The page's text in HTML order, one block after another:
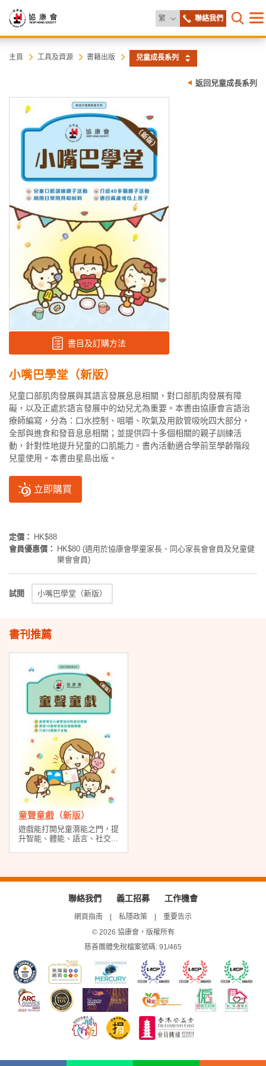
繁 更改語言聯絡我們
打開目
協
主頁 工具及資源 書籍出版 兒童成長系列
返回兒童成長系列
書目及訂購方法
小嘴巴學堂（新版）
兒童口部肌肉發展與其語言發展息息相關，對口部肌肉發展有障
礙，以及正處於語言發展中的幼兒尤為重要。本書由協康會言語治
療師編寫，分為：口水控制、咀嚼、吹氣及用飲管吸吮四大部分，
全部與進食和發音息息相關；並提供四十多個相關的親子訓練活
動，針對性地提升兒童的口肌能力。書內活動適合學前至學齡階段
兒童使用。本書由星島出版。
立即購買
定價：
HK$88
會員優惠價： HK$80 (適用於協康會學童家長、同心家長會會員及兒童健
樂會會員)
試閱 小嘴巴學堂（新版）
書刊推薦
童聲童戲（新版）
遊戲能打開兒童潛能之門，提
升智能、體能、語言、社交...
聯絡我們 義工招募 工作機會
網頁指南 私隱政策
重要告示
© 2026 協康會，版權所有
慈善團體免稅檔案號碼: 91/465